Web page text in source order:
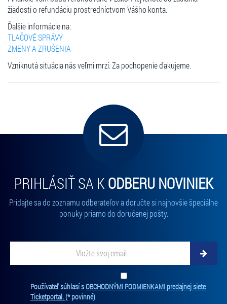
žiadosti o refundáciu prostredníctvom Vášho konta.
Ďalšie informácie na:
TLAČOVÉ SPRÁVY
ZMENY A ZRUŠENIA
Vzniknutá situácia nás veľmi mrzí. Za pochopenie ďakujeme.
PRIHLÁSIŤ SA K ODBERU NOVINIEK
Pridajte sa do zoznamu odberateľov a doručte si najnovšie špeciálne
ponuky priamo do doručenej pošty.
Používateľ súhlasí sOBCHODNÝMI PODMIENKAMI predajnej siete
Ticketportal.(* povinné)